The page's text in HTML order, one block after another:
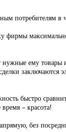
потребителям в
фирмы
ему товары
заключаются
быстро
– красота!
без